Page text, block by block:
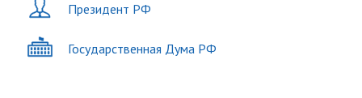
Президент РФ
Государственная Дума РФ